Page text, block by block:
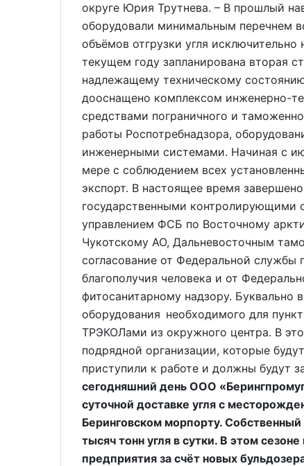
округе Юрия Трутнева. – В прошлый
оборудовали минимальным перечнем
объёмов отгрузки угля
текущем году запланирована вторая
надлежащему техническому
дооснащено комплексом инженерно-
средствами пограничного и
работы Роспотребнадзора,
инженерными системами. Начиная с
мере с соблюдением всех
экспорт. В настоящее время
государственными контролирующими
управлением ФСБ по Восточному
Чукотскому АО, Дальневосточным
согласование от Федеральной службы
благополучия человека и от
фитосанитарному надзору. Буквально
оборудования необходимого для
ТРЭКОЛами из окружного центра. В
подрядной организации, которые
приступили к работе и должны будут
сегодняшний день ООО
суточной доставке угля с
Беринговском морпорту.
тысяч тонн угля в сутки. В этом
предприятия за счёт новых